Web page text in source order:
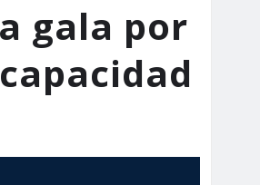
gala por